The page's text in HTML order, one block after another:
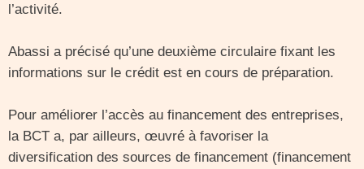
l’activité.
Abassi a précisé qu’une deuxième circulaire fixant les
informations sur le crédit est en cours de préparation.
Pour améliorer l’accès au financement des entreprises,
la BCT a, par ailleurs, œuvré à favoriser la
diversification des sources de financement (financement